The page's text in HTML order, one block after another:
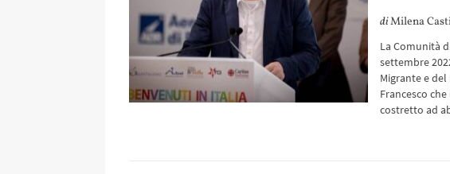
diMilena
La Comunità
settembre
Migrante e
Francesco
costretto ad